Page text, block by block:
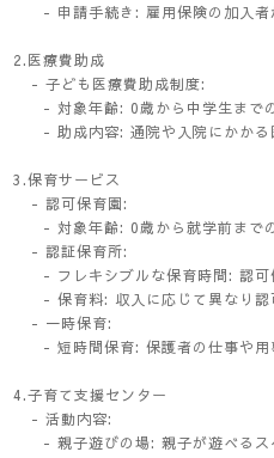
- 申請手続き: 雇用保険の加入者
2.医療費助成
- 子ども医療費助成制度:
- 対象年齢: 0歳から中学生までの
- 助成内容: 通院や入院にかかる
3.保育サービス
- 認可保育園:
- 対象年齢: 0歳から就学前までの
- 認証保育所:
- フレキシブルな保育時間: 認可保
- 保育料: 収入に応じて異なり認可
- 一時保育:
- 短時間保育: 保護者の仕事や用
4.子育て支援センター
- 活動内容:
- 親子遊びの場: 親子が遊べるス